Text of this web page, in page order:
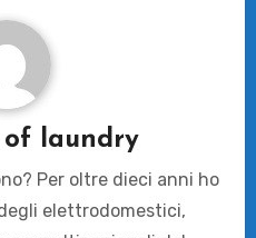
of laundry
Per oltre dieci anni ho
elettrodomestici,